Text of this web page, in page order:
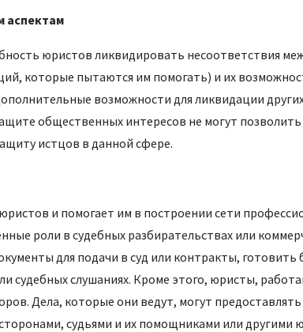
аспектам
юристов ликвидировать несоответствия
которые пытаются им помогать) и их
возможности для ликвидации
общественных интересов не могут
истцов в данной сфере.
и помогает им в построении сети
роли в судебных разбирательствах или
для подачи в суд или контракты, готовить
судебных слушаниях. Кроме этого, юристы,
Дела, которые они ведут, могут
судьями и их помощниками или другими